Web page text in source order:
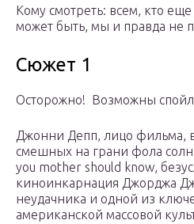
Кому смотреть: всем, кто
может быть, мы и правда не
Сюжет 1
Осторожно! Возможны
Джонни Депп, лицо фильма,
смешных на грани фола
you mother should know,
киноинкарнация Джорджа
неудачника и одной из
американской массовой